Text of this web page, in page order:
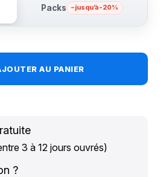
Packs – jusqu’à -20%
AU PANIER
3 à 12 jours ouvrés)
?